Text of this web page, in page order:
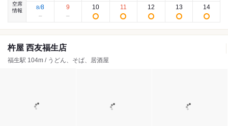
空席
情報
8/8 9 10 11 12 13 14
杵屋 西友福生店
福生駅 104m / うどん、そば、居酒屋